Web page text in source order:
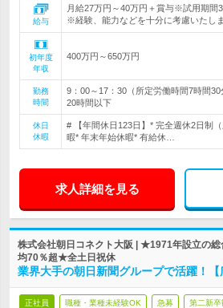
給与
月給27万円～40万円＋賞与※試用期間3
※経験、能力などを十分に考慮いたしま
初年度
年収
400万円～650万円
勤務
時間
9：00～17：30（所定労働時間7時間
20時間以下
休日
休暇
# 【年間休日123日】* 完全週休2日制
暇* 年末年始休暇* 有給休…
求人詳細を見る
株式会社朝日コネクト大阪 | ★1971年設立の
均70％超★全土日祝休
業界大手の朝日新聞グループで活躍！
正社員 職種・業種未経験OK 急募 第二新卒